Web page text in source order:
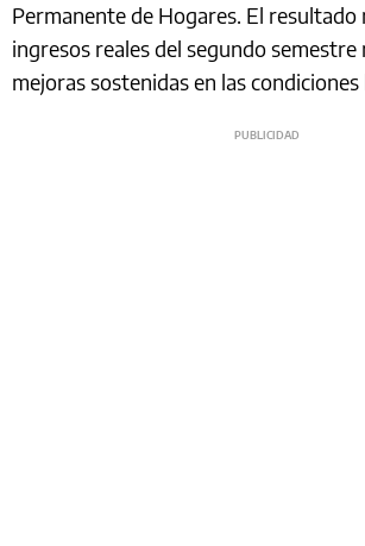
Permanente de Hogares. El resultado
ingresos reales del segundo semestre
mejoras sostenidas en las condiciones